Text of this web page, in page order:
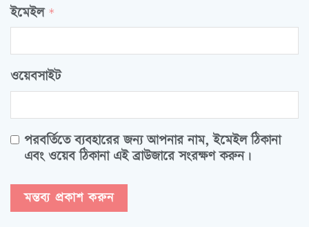
ইমেইল *
ওয়েবসাইট
পরবর্তিতে ব্যবহারের জন্য আপনার নাম, ইমেইল ঠিকানা
এবং ওয়েব ঠিকানা এই ব্রাউজারে সংরক্ষণ করুন।